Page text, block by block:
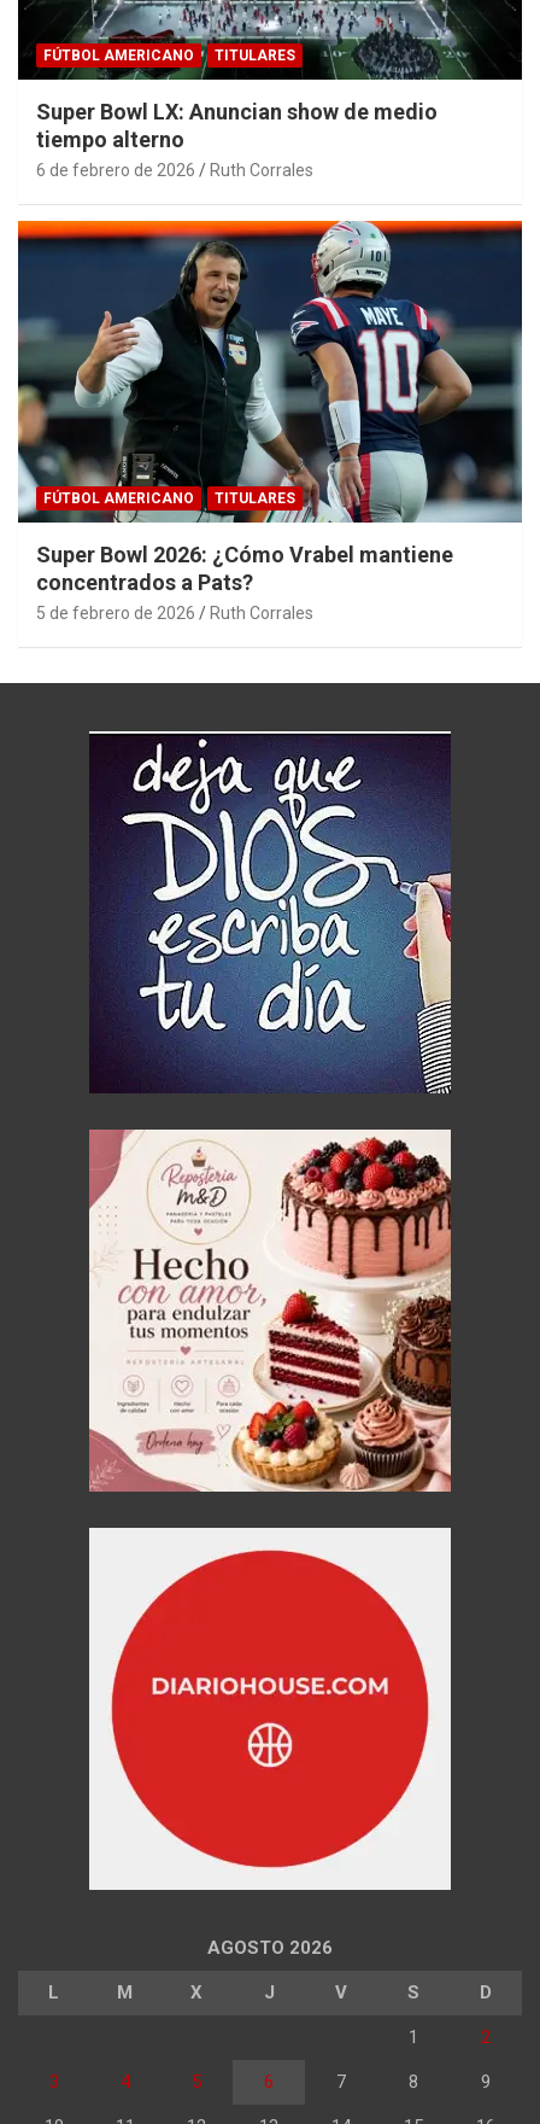
FÚTBOL AMERICANO TITULARES
Super Bowl LX: Anuncian show de medio
tiempo alterno
6 de febrero de 2026 Ruth Corrales
FÚTBOL AMERICANO TITULARES
Super Bowl 2026: ¿Cómo Vrabel mantiene
concentrados a Pats?
5 de febrero de 2026 Ruth Corrales
AGOSTO 2026
L M X J V S D
1 2
3 4 5 6 7 8 9